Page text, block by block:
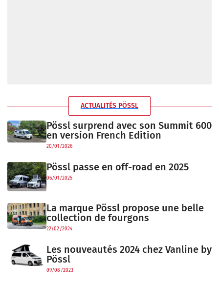
ACTUALITÉS PÖSSL
Pössl surprend avec son Summit 600
en version French Edition
20/01/2026
Pössl passe en off-road en 2025
06/01/2025
La marque Pössl propose une belle
collection de fourgons
22/02/2024
Les nouveautés 2024 chez Vanline by
Pössl
09/08/2023